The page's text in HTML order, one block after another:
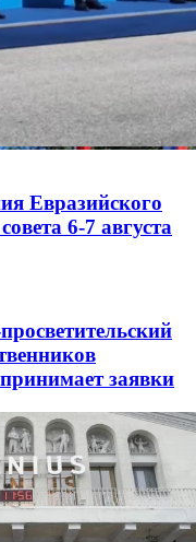
Евразийского
6-7 августа
заявки